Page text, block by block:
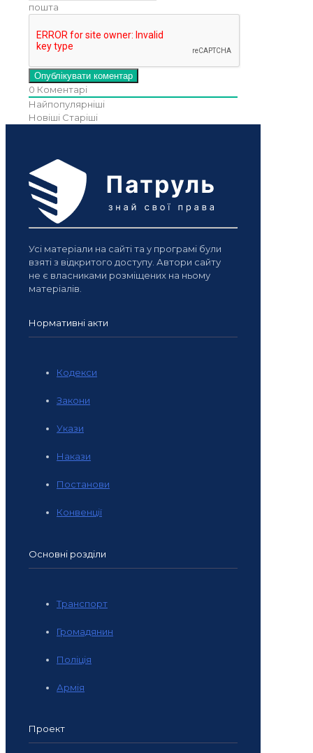
пошта
0 Коментарі
Найпопулярніші
Новіші Старіші
Усі матеріали на сайті та у програмі були
взяті з відкритого доступу. Автори сайту
не є власниками розміщених на ньому
матеріалів.
Нормативні акти
Кодекси
Закони
Укази
Накази
Постанови
Конвенції
Основні розділи
Транспорт
Громадянин
Поліція
Армія
Проект